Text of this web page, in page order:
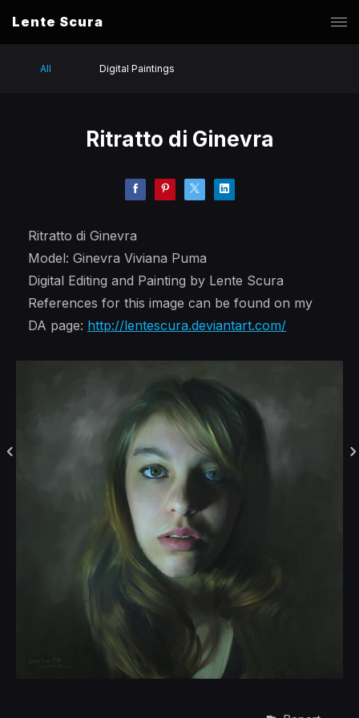
Lente Scura
All Digital Paintings
Ritratto di Ginevra
Ritratto di Ginevra
Model: Ginevra Viviana Puma
Digital Editing and Painting by Lente Scura
References for this image can be found on my
DA page: http://lentescura.deviantart.com/